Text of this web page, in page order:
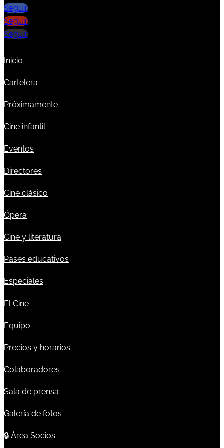
Seguir
Seguir
Seguir
Inicio
Cartelera
Próximamente
Cine infantil
Eventos
Directores
Cine clásico
Ópera
Cine y literatura
Pases educativos
Especiales
El Cine
Equipo
Precios y horarios
Colaboradores
Sala de prensa
Galería de fotos
🔒 Área Socios